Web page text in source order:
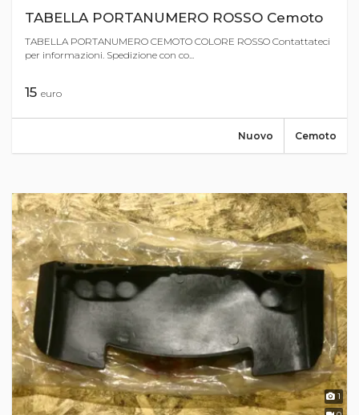
TABELLA PORTANUMERO ROSSO Cemoto
TABELLA PORTANUMERO CEMOTO COLORE ROSSO Contattateci
per informazioni. Spedizione con co...
15 euro
Cemoto
Nuovo
1